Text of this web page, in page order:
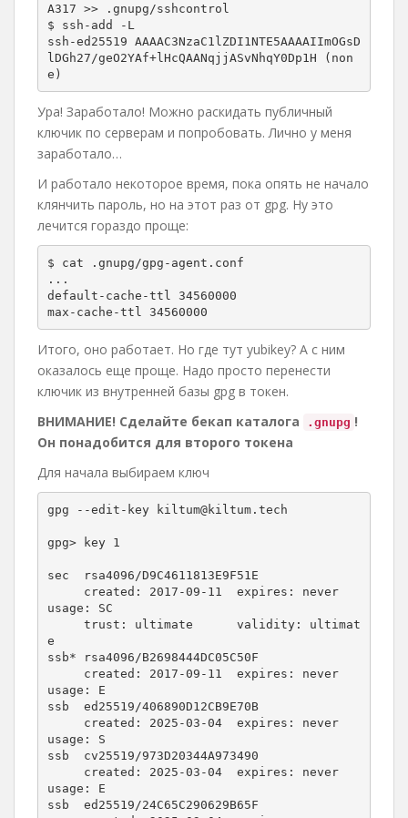
A317 >> .gnupg/sshcontrol
$ ssh-add -L
ssh-ed25519 AAAAC3NzaC1lZDI1NTE5AAAAIImOGsD
lDGh27/geO2YAf+lHcQAANqjjASvNhqY0Dp1H (non
e)
Ура! Заработало! Можно раскидать публичный
ключик по серверам и попробовать. Лично у меня
заработало…
И работало некоторое время, пока опять не начало
клянчить пароль, но на этот раз от gpg. Ну это
лечится гораздо проще:
$ cat .gnupg/gpg-agent.conf
...
default-cache-ttl 34560000
max-cache-ttl 34560000
Итого, оно работает. Но где тут yubikey? А с ним
оказалось еще проще. Надо просто перенести
ключик из внутренней базы gpg в токен.
ВНИМАНИЕ! Сделайте бекап каталога
.gnupg !
Он понадобится для второго токена
Для начала выбираем ключ
gpg --edit-key kiltum@kiltum.tech
gpg> key 1
sec  rsa4096/D9C4611813E9F51E
usage: SC
e
ssb* rsa4096/B2698444DC05C50F
usage: E
ssb  ed25519/406890D12CB9E70B
usage: S
ssb  cv25519/973D20344A973490
usage: E
ssb  ed25519/24C65C290629B65F